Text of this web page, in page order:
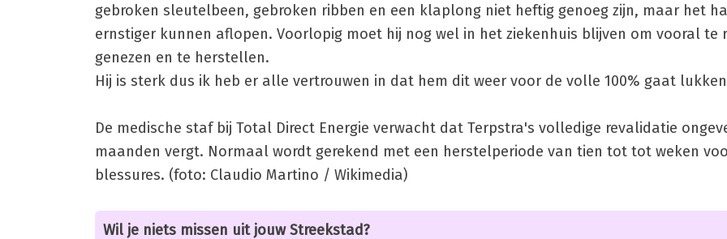
gebroken sleutelbeen, gebroken ribben en een klaplong niet heftig genoeg zijn, maar het
ernstiger kunnen aflopen. Voorlopig moet hij nog wel in het ziekenhuis blijven om vooral te
genezen en te herstellen.
Hij is sterk dus ik heb er alle vertrouwen in dat hem dit weer voor de volle 100% gaat
De medische staf bij Total Direct Energie verwacht dat Terpstra's volledige revalidatie
maanden vergt. Normaal wordt gerekend met een herstelperiode van tien tot tot weken
blessures. (foto: Claudio Martino / Wikimedia)
Wil je niets missen uit jouw Streekstad?